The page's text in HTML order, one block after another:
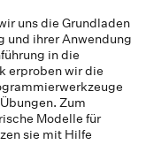
uns die Grundladen
und ihrer Anwendung
in die
erproben wir die
Zum
Modelle für
sie mit Hilfe